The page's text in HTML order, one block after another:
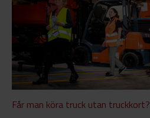
Får man köra truck utan truckkort?